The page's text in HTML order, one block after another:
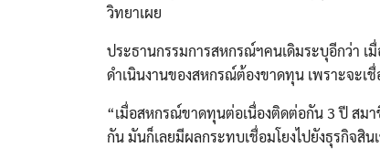
วิทยาเผย
ประธานกรรมการสหกรณ์ฯคนเดิมระบุอีกว่า เ
ดำเนินงานของสหกรณ์ต้องขาดทุน เพราะจะเ
“เมื่อสหกรณ์ขาดทุนต่อเนื่องติดต่อกัน 3 ปี สม
กัน มันก็เลยมีผลกระทบเชื่อมโยงไปยังธุรกิจสิ